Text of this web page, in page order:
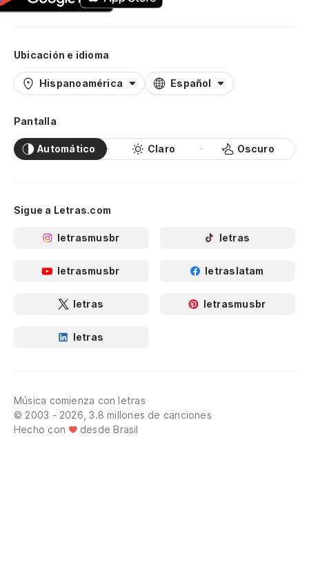
Ubicación e idioma
Hispanoamérica Español
Pantalla
Automático Claro Oscuro
Sigue a Letras.com
letrasmusbr letras
letrasmusbr letraslatam
letras letrasmusbr
letras
Música comienza con letras
© 2003 - 2026, 3.8 millones de canciones
Hecho con
desde Brasil